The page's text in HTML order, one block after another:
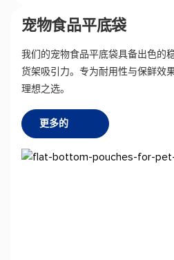
宠物食品平底袋
我们的宠物食品平底袋具备出色的
货架吸引力。专为耐用性与保鲜效
理想之选。
更多的